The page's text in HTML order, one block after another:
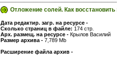
Отложение солей. Как
Дата редактир. загр. на ресурсе -
Сколько страниц в файле: 174 стр.
Арх. размещ. на ресурсе - Крылов Василий
Размер архива - 7,789 Mb
Расширение файла архив -